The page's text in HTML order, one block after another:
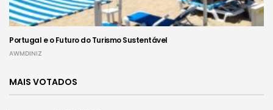
Portugal e o Futuro do Turismo Sustentável
AWMDINIZ
MAIS VOTADOS